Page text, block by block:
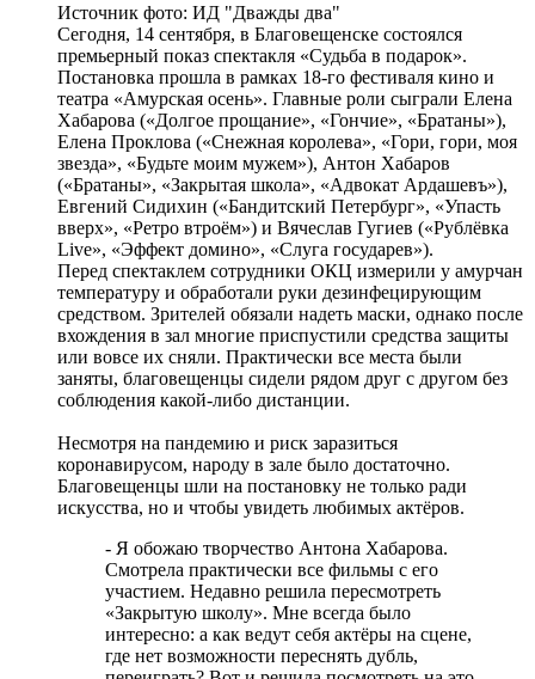
Источник фото: ИД "Дважды два"
Сегодня, 14 сентября, в Благовещенске состоялся
премьерный показ спектакля «Судьба в подарок».
Постановка прошла в рамках 18-го фестиваля кино и
театра «Амурская осень». Главные роли сыграли Елена
Хабарова («Долгое прощание», «Гончие», «Братаны»),
Елена Проклова («Снежная королева», «Гори, гори, моя
звезда», «Будьте моим мужем»), Антон Хабаров
(«Братаны», «Закрытая школа», «Адвокат Ардашевъ»),
Евгений Сидихин («Бандитский Петербург», «Упасть
вверх», «Ретро втроём») и Вячеслав Гугиев («Рублёвка
Live», «Эффект домино», «Слуга государев»).
Перед спектаклем сотрудники ОКЦ измерили у амурчан
температуру и обработали руки дезинфецирующим
средством. Зрителей обязали надеть маски, однако после
вхождения в зал многие приспустили средства защиты
или вовсе их сняли. Практически все места были
заняты, благовещенцы сидели рядом друг с другом без
соблюдения какой-либо дистанции.
Несмотря на пандемию и риск заразиться
коронавирусом, народу в зале было достаточно.
Благовещенцы шли на постановку не только ради
искусства, но и чтобы увидеть любимых актёров.
- Я обожаю творчество Антона Хабарова.
Смотрела практически все фильмы с его
участием. Недавно решила пересмотреть
«Закрытую школу». Мне всегда было
интересно: а как ведут себя актёры на сцене,
где нет возможности переснять дубль,